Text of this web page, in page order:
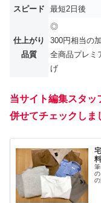
スピード
最短2日後
仕上がり
品質
◎
300円相当の
全商品プレミ
げ
当サイト編集スタッ
併せてチェックしま